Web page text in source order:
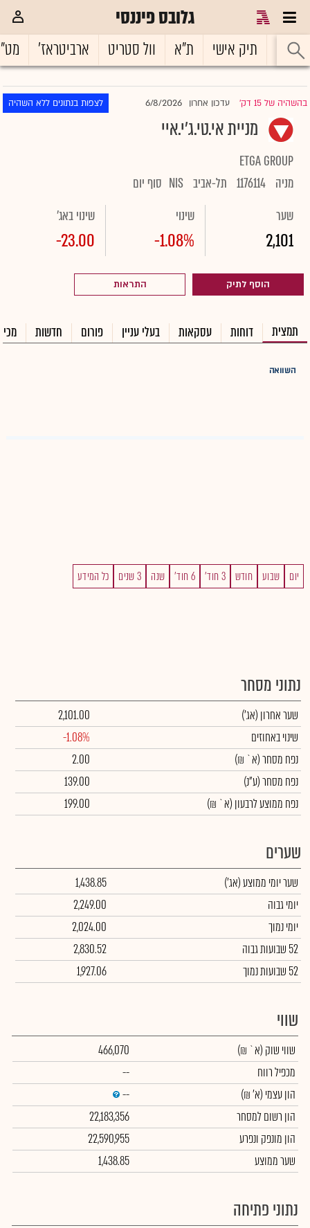
גלובס פיננסי
ראשי תיק אישי ת"א וול סטריט ארביטראז'
בהשהיה של 15 דק' |עדכון אחרון 6/8/2026 לצפות בנתונים ללא השהיה
מניית אי.טי.ג'י.איי
ETGA GROUP
מניה 1176114 תל-אביב NIS סוף יום
שער
2,101
שינוי
-1.08%
שינוי באג'
-23.00
הוסף לתיק התראות
תמצית דוחות עסקאות בעלי עניין פורום חדשות
השוואה
יום שבוע חודש 3 חוד' 6 חוד' שנה 3 שנים כל המידע
נתוני מסחר
שער אחרון (אג')
2,101.00
שינוי באחוזים
-1.08%
נפח מסחר(א` ₪)
2.00
נפח מסחר(ע"נ)
139.00
נפח ממוצע לרבעון (א` ₪)
199.00
שערים
שער יומי ממוצע(אג')
1,438.85
יומי גבוה
2,249.00
יומי נמוך
2,024.00
52 שבועות גבוה
2,830.52
52 שבועות נמוך
1,927.06
שווי
שווי שוק (א` ₪)
466,070
מכפיל רווח
--
הון עצמי (א' ₪)
--
הון רשום למסחר
22,183,356
הון מונפק ונפרע
22,590,955
שער ממוצע
1,438.85
נתוני פתיחה